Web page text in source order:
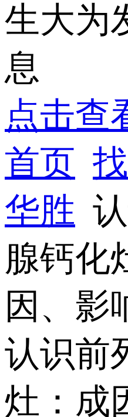
生大为
息
点击查
首页
华胜
腺钙化
因、影
认识前
灶：成